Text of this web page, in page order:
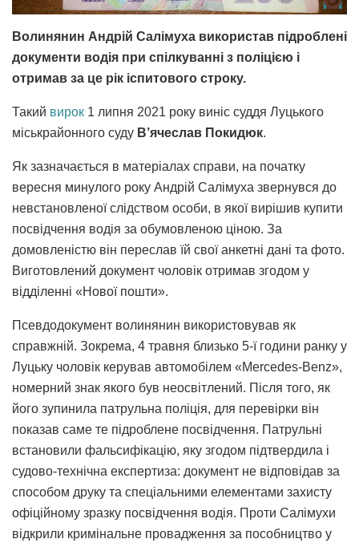
Волинянин Андрій Салімуха використав підроблені
документи водія при спілкуванні з поліцією і
отримав за це рік іспитового строку.
Такий вирок 1 липня 2021 року виніс суддя Луцького
міськрайонного суду В’ячеслав Покидюк.
Як зазначається в матеріалах справи, на початку
вересня минулого року Андрій Салімуха звернувся до
невстановленої слідством особи, в якої вирішив купити
посвідчення водія за обумовленою ціною. За
домовленістю він переслав їй свої анкетні дані та фото.
Виготовлений документ чоловік отримав згодом у
відділенні «Нової пошти».
Псевдодокумент волинянин використовував як
справжній. Зокрема, 4 травня близько 5-ї години ранку у
Луцьку чоловік керував автомобілем «Mercedes-Benz»,
номерний знак якого був неосвітлений. Після того, як
його зупинила патрульна поліція, для перевірки він
показав саме те підроблене посвідчення. Патрульні
встановили фальсифікацію, яку згодом підтвердила і
судово-технічна експертиза: документ не відповідав за
способом друку та спеціальними елементами захисту
офіційному зразку посвідчення водія. Проти Салімухи
відкрили кримінальне провадження за пособництво у